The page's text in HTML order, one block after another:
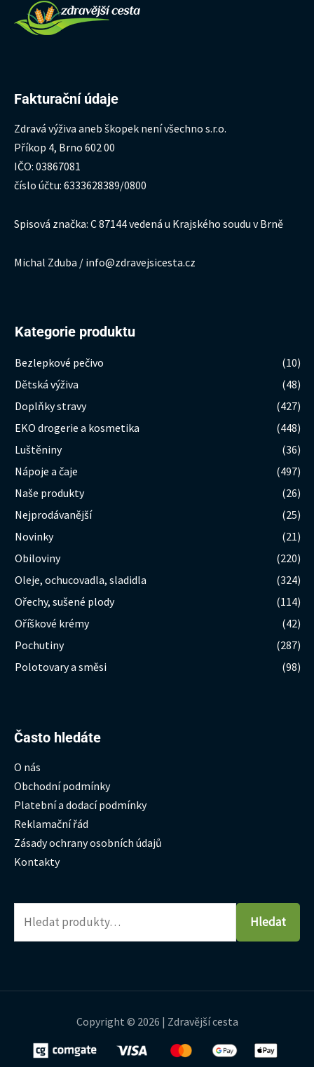
Fakturační údaje
Zdravá výživa aneb škopek není všechno s.r.o.
Příkop 4, Brno 602 00
IČO: 03867081
číslo účtu: 6333628389/0800
Spisová značka: C 87144 vedená u Krajského soudu v Brně
Michal Zduba / info@zdravejsicesta.cz
Kategorie produktu
Bezlepkové pečivo
(10)
Dětská výživa
(48)
Doplňky stravy
(427)
EKO drogerie a kosmetika
(448)
Luštěniny
(36)
Nápoje a čaje
(497)
Naše produkty
(26)
Nejprodávanější
(25)
Novinky
(21)
Obiloviny
(220)
Oleje, ochucovadla, sladidla
(324)
Ořechy, sušené plody
(114)
Oříškové krémy
(42)
Pochutiny
(287)
Polotovary a směsi
(98)
Často hledáte
O nás
Obchodní podmínky
Platební a dodací podmínky
Reklamační řád
Zásady ochrany osobních údajů
Kontakty
Hledat:
Hledat
Copyright © 2026 | Zdravější cesta